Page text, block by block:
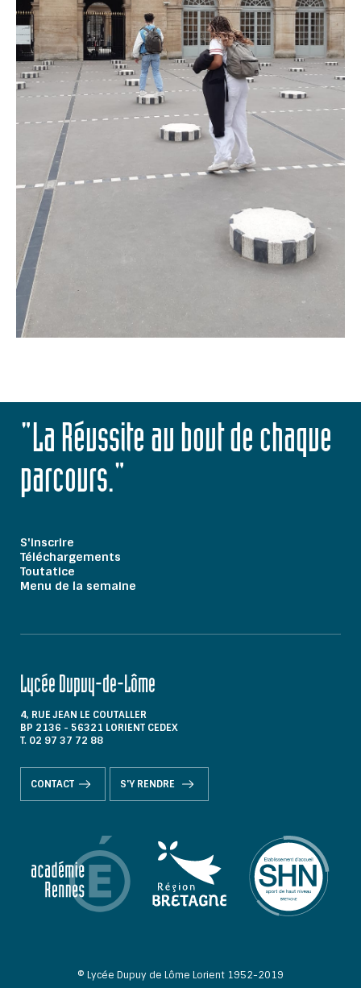
"La Réussite au bout de chaque
parcours."
S'inscrire
Téléchargements
Toutatice
Menu de la semaine
Lycée Dupuy-de-Lôme
4, RUE JEAN LE COUTALLER
BP 2136 - 56321 LORIENT CEDEX
T. 02 97 37 72 88
CONTACT S'Y RENDRE
© Lycée Dupuy de Lôme Lorient 1952-2019